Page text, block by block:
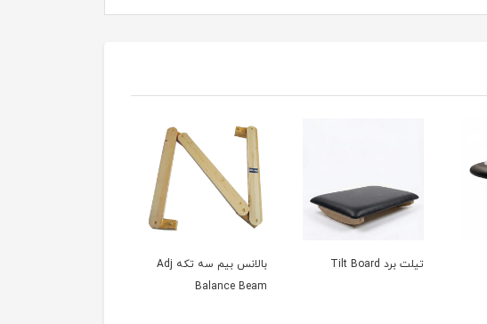
تیلت برد Tilt Board
بالانس بیم سه تکه Adj
Balance Beam